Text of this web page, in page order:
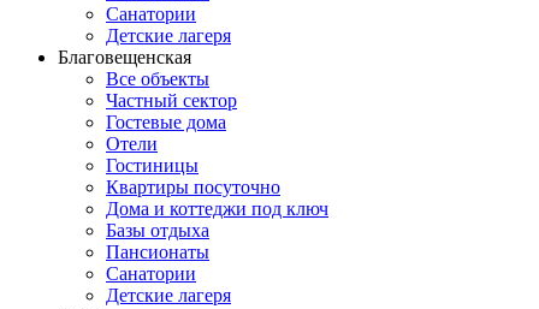
Санатории
Детские лагеря
Благовещенская
Все объекты
Частный сектор
Гостевые дома
Отели
Гостиницы
Квартиры посуточно
Дома и коттеджи под ключ
Базы отдыха
Пансионаты
Санатории
Детские лагеря